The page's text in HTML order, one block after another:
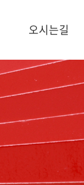
오시는길